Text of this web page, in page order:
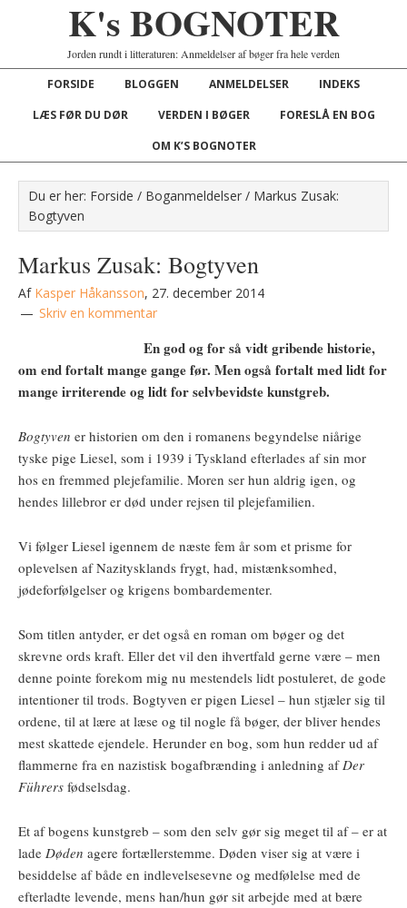
K's BOGNOTER
Jorden rundt i litteraturen: Anmeldelser af bøger fra hele verden
FORSIDE BLOGGEN ANMELDELSER
INDEKS
LÆS FØR DU DØR
VERDEN I BØGER
FORESLÅ EN BOG
OM K’S BOGNOTER
Du er her: Forside / Boganmeldelser / Markus Zusak:
Bogtyven
Markus Zusak: Bogtyven
Af Kasper Håkansson, 27. december 2014
Skriv en kommentar
En god og for så vidt gribende historie,
om end fortalt mange gange før. Men også fortalt med lidt for
mange irriterende og lidt for selvbevidste kunstgreb.
Bogtyven er historien om den i romanens begyndelse niårige
tyske pige Liesel, som i 1939 i Tyskland efterlades af sin mor
hos en fremmed plejefamilie. Moren ser hun aldrig igen, og
hendes lillebror er død under rejsen til plejefamilien.
Vi følger Liesel igennem de næste fem år som et prisme for
oplevelsen af Nazitysklands frygt, had, mistænksomhed,
jødeforfølgelser og krigens bombardementer.
Som titlen antyder, er det også en roman om bøger og det
skrevne ords kraft. Eller det vil den ihvertfald gerne være – men
denne pointe forekom mig nu mestendels lidt postuleret, de gode
intentioner til trods. Bogtyven er pigen Liesel – hun stjæler sig til
ordene, til at lære at læse og til nogle få bøger, der bliver hendes
mest skattede ejendele. Herunder en bog, som hun redder ud af
flammerne fra en nazistisk bogafbrænding i anledning afDer
Führers fødselsdag.
Et af bogens kunstgreb – som den selv gør sig meget til af – er at
lade Døden agere fortællerstemme. Døden viser sig at være i
besiddelse af både en indlevelsesevne og medfølelse med de
efterladte levende, mens han/hun gør sit arbejde med at bære